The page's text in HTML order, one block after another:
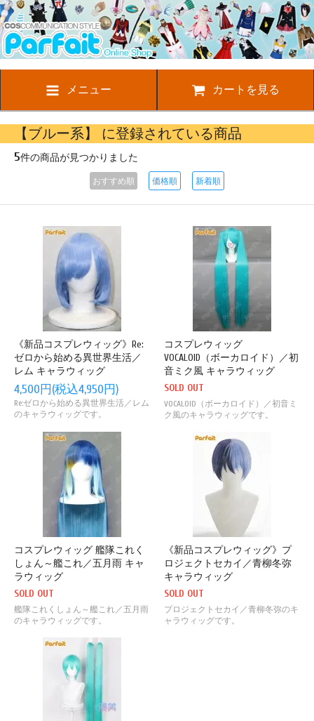
メニュー カートを見る
【ブルー系】 に登録されている商品
5件の商品が見つかりました
おすすめ順 価格順 新着順
《新品コスプレウィッグ》Re:
ゼロから始める異世界生活／
レム キャラウィッグ
4,500円(税込4,950円)
Re:ゼロから始める異世界生活／レム
のキャラウィッグです。
コスプレウィッグ
VOCALOID（ボーカロイド）／初
音ミク風 キャラウィッグ
SOLD OUT
VOCALOID（ボーカロイド）／初音ミ
ク風のキャラウィッグです。
コスプレウィッグ 艦隊これく
しょん～艦これ／五月雨 キャ
ラウィッグ
SOLD OUT
艦隊これくしょん～艦これ／五月雨
のキャラウィッグです。
《新品コスプレウィッグ》プ
ロジェクトセカイ／青柳冬弥
キャラウィッグ
SOLD OUT
プロジェクトセカイ／青柳冬弥のキ
ャラウィッグです。